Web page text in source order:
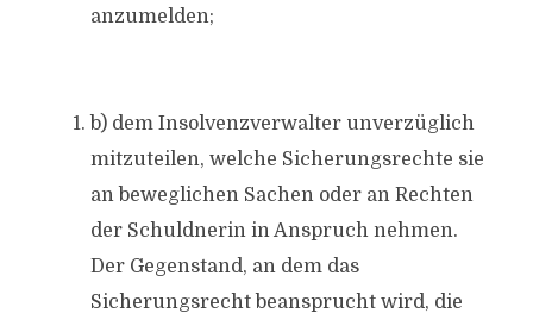
anzumelden;
b) dem Insolvenzverwalter unverzüglich
mitzuteilen, welche Sicherungsrechte sie
an beweglichen Sachen oder an Rechten
der Schuldnerin in Anspruch nehmen.
Der Gegenstand, an dem das
Sicherungsrecht beansprucht wird, die